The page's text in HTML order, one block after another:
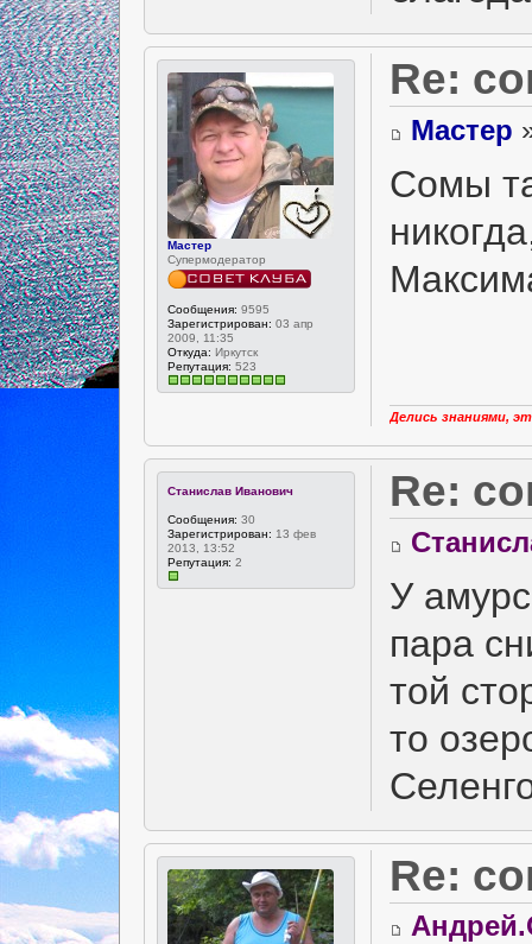
Мастер
Супермодератор
Сообщения: 9595
Зарегистрирован: 03 апр
2009, 11:35
Откуда: Иркутск
Репутация: 523
Re:
Мастер
Сомы
Делись знаниями,
Станислав Иванович
Сообщения: 30
Зарегистрирован: 13 фев
2013, 13:52
Репутация: 2
Re:
У
пара
той
то
Re: